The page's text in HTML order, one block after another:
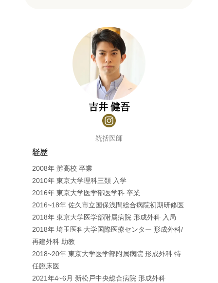
吉井 健吾
統括医師
経歴
2008年 灘高校 卒業
2010年 東京大学理科三類 入学
2016年 東京大学医学部医学科 卒業
2016~18年 佐久市立国保浅間総合病院初期研修医
2018年 東京大学医学部附属病院 形成外科 入局
2018年 埼玉医科大学国際医療センター 形成外科/
再建外科 助教
2018~20年 東京大学医学部附属病院 形成外科 特
任臨床医
2021年4~6月 新松戸中央総合病院 形成外科